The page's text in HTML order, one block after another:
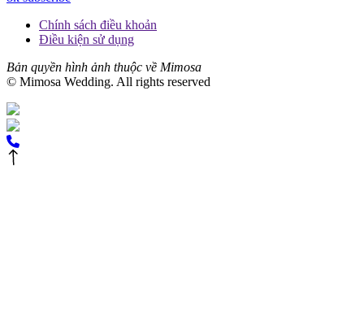
Chính sách điều khoản
Điều kiện sử dụng
Bản quyền hình ảnh thuộc về Mimosa
© Mimosa Wedding. All rights reserved